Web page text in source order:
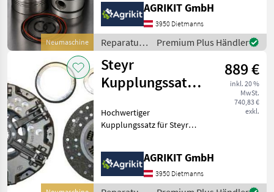
Neumaschine
hochwertiger
Kolben-/Buchsensatz in
Original Kolbenschmidt (KS)
Qualität eigne
AGRIKIT GmbH
3950 Dietmanns
Reparatur
und
Ersatzteile
/ Steyr
Premium Plus Händler
Steyr
Kupplungssatz
Kupplungsscheibe
889 €
inkl. 20 %
MwSt.
740,83 €
exkl.
Hochwertiger
Kupplungssatz für Steyr
Kupplungssatz eignet sich
ideal für die fachgerechte
Reparatur oder
AGRIKIT GmbH
3950 Dietmanns